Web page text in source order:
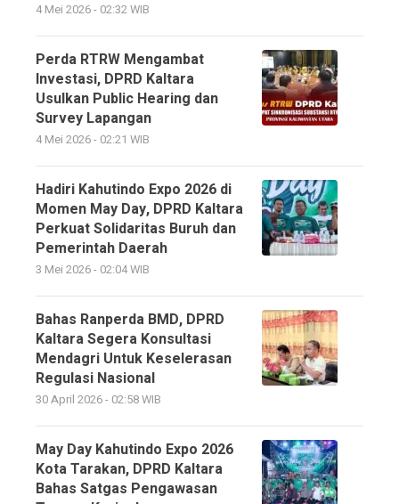
4 Mei 2026 - 02:32 WIB
Perda RTRW Mengambat
Investasi, DPRD Kaltara
Usulkan Public Hearing dan
Survey Lapangan
4 Mei 2026 - 02:21 WIB
Hadiri Kahutindo Expo 2026 di
Momen May Day, DPRD Kaltara
Perkuat Solidaritas Buruh dan
Pemerintah Daerah
3 Mei 2026 - 02:04 WIB
Bahas Ranperda BMD, DPRD
Kaltara Segera Konsultasi
Mendagri Untuk Keselerasan
Regulasi Nasional
30 April 2026 - 02:58 WIB
May Day Kahutindo Expo 2026
Kota Tarakan, DPRD Kaltara
Bahas Satgas Pengawasan